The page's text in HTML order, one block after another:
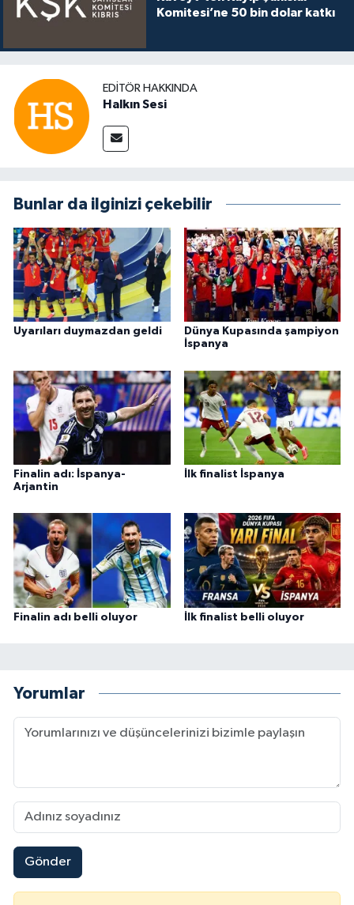
Komitesi’ne 50 bin dolar katkı
EDITÖR HAKKINDA
Halkın Sesi
Bunlar da ilginizi çekebilir
Uyarıları duymazdan geldi
Dünya Kupasında şampiyon
İspanya
Finalin adı: İspanya-
Arjantin
İlk finalist İspanya
Finalin adı belli oluyor İlk finalist belli oluyor
Yorumlar
Gönder